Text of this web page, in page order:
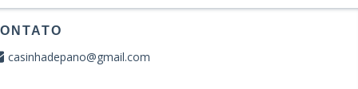
casinhadepano@gmail.com